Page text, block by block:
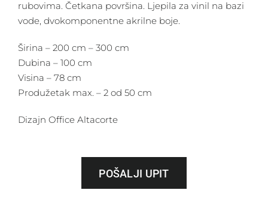
rubovima. Četkana površina. Ljepila za vinil na bazi
vode, dvokomponentne akrilne boje.
Širina – 200 cm – 300 cm
Dubina – 100 cm
Visina – 78 cm
Produžetak max. – 2 od 50 cm
Dizajn Office Altacorte
POŠALJI UPIT